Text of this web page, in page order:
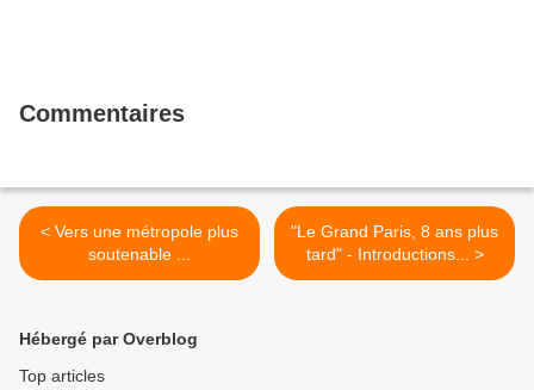
Commentaires
< Vers une métropole plus
soutenable ...
"Le Grand Paris, 8 ans plus
tard" - Introductions... >
Hébergé par Overblog
Top articles